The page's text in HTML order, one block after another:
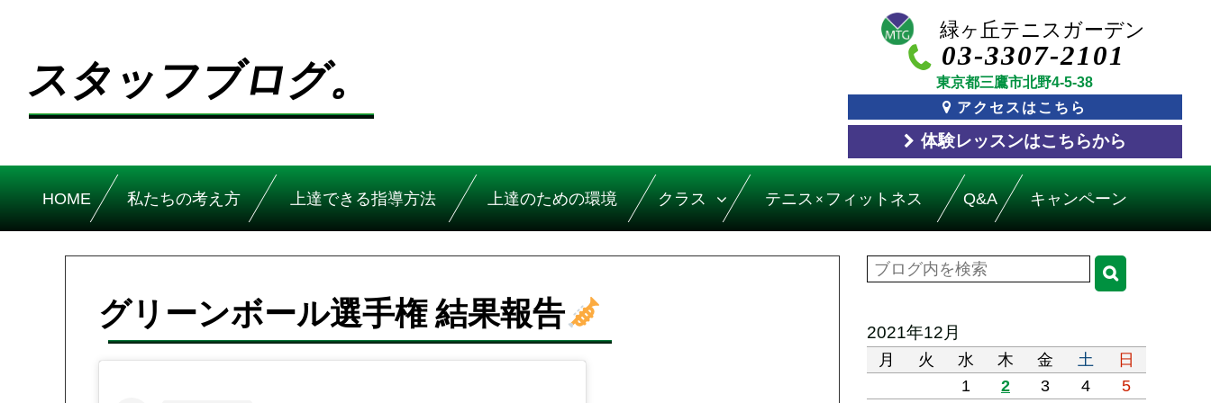
スタッフブログ。
03-3307-2101
東京都三鷹市北野4-5-38
アクセスはこちら
体験レッスンはこちらから
HOME 私たちの考え方 上達できる指導方法 上達のための環境 クラス テニス × フィットネス Q&A キャンペーン
グリーンボール選手権 結果報告 2021年12月
月 火 水 木 金 土
日
1
2 3 4
5